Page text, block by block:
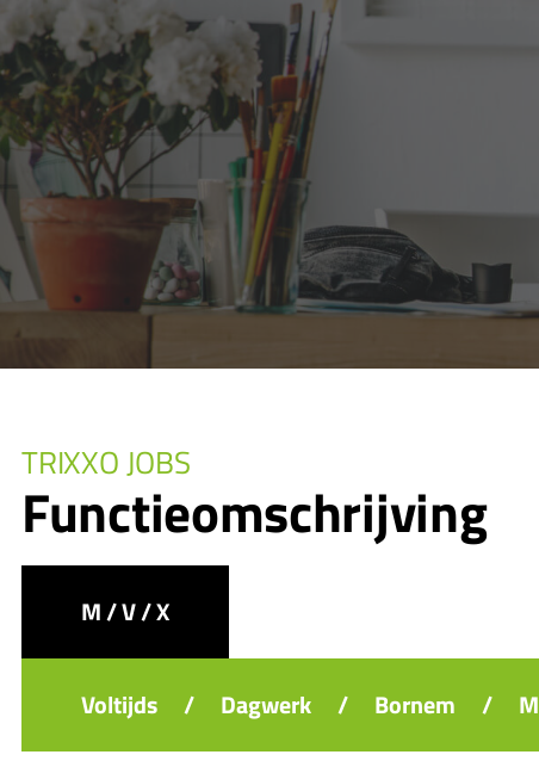
TRIXXO JOBS
Functieomschrijving
M / V / X
Voltijds / Dagwerk / Bornem /